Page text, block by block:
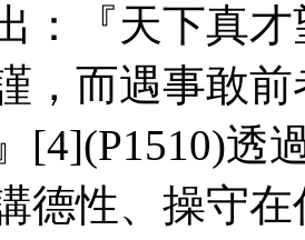
：『天下真
，而遇事敢
[4](P1510)透
德性、操守